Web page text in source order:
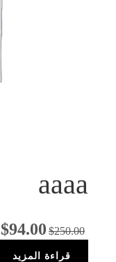
aaaa
$250.00
$94.00
قراءة المزيد